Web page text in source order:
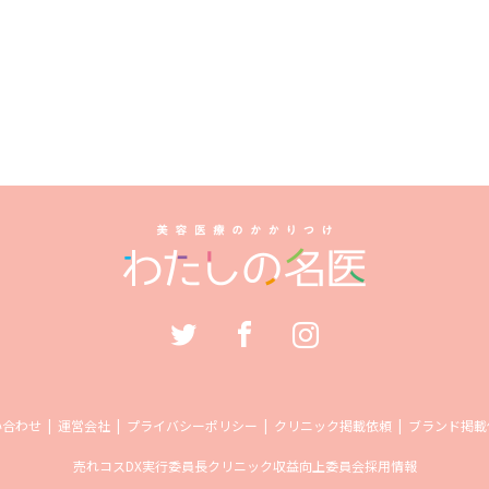
わせ 運営会社 プライバシーポリシー クリニック掲載依頼 ブランド掲
売れコスDX実行委員長クリニック収益向上委員会採用情報